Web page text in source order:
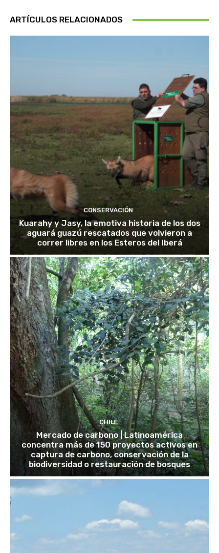
ARTÍCULOS RELACIONADOS
CONSERVACIÓN
Kuarahy y Jasy, la emotiva historia de los dos
aguará guazú rescatados que volvieron a
correr libres en los Esteros del Iberá
CHILE
Mercado de carbono | Latinoamérica
concentra más de 150 proyectos activos en
captura de carbono, conservación de la
biodiversidad o restauración de bosques